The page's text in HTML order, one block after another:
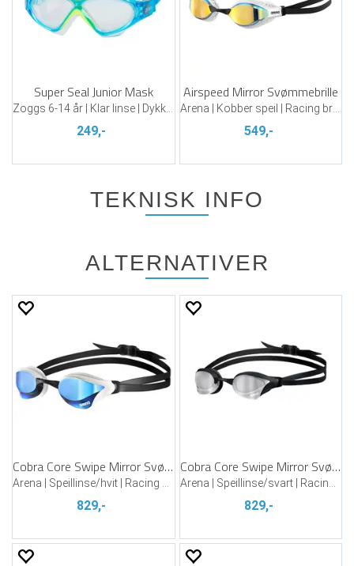
Super Seal Junior Mask
249,-
Airspeed Mirror Svømmebrille
Arena | Kobber speil | Racing brille
549,-
TEKNISK INFO
ALTERNATIVER
Cobra Core Swipe Mirror Svømmebrille
829,-
Cobra Core Swipe Mirror Svømmebrille
829,-